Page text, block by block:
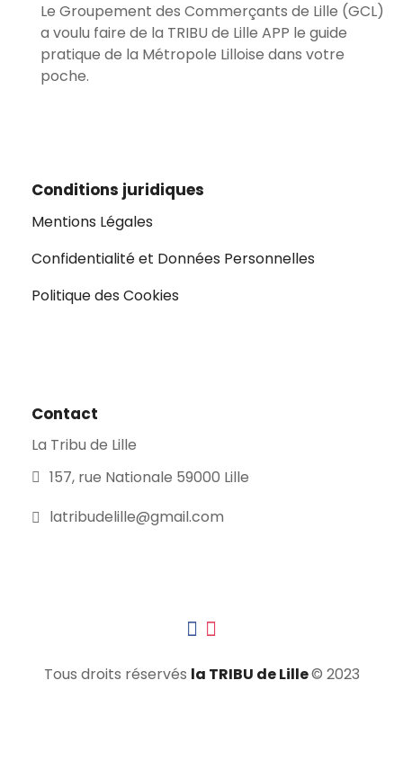
Le Groupement des Commerçants de Lille (GCL)
a voulu faire de la TRIBU de Lille APP le guide
pratique de la Métropole Lilloise dans votre
poche.
Conditions juridiques
Mentions Légales
Confidentialité et Données Personnelles
Politique des Cookies
Contact
La Tribu de Lille
157, rue Nationale 59000 Lille
latribudelille@gmail.com
Tous droits réservés la TRIBU de Lille© 2023